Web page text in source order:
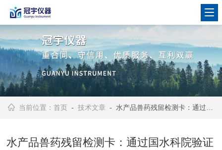
当前位置：首页 -技术文章 - 水产品兽药残留检测卡：通过国水科院验证的快检卡有何不同
水产品兽药残留检测卡：通过国水科院验证